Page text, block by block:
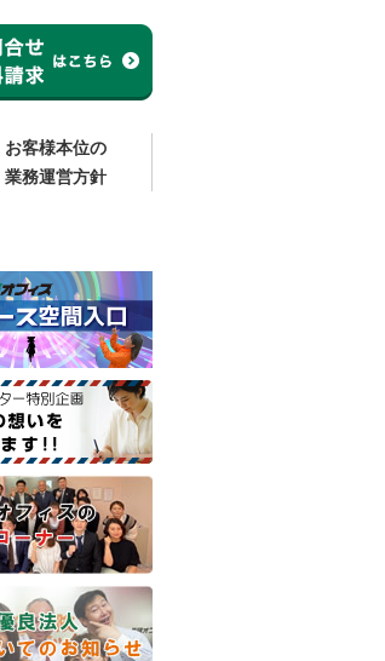
お客様本位の
業務運営方針